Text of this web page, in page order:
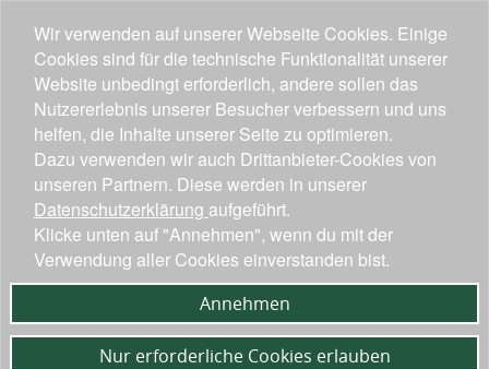
Wir verwenden auf unserer Webseite Cookies. Einige
Cookies sind für die technische Funktionalität unserer
Website unbedingt erforderlich, andere sollen das
Nutzererlebnis unserer Besucher verbessern und uns
helfen, die Inhalte unserer Seite zu optimieren.
Dazu verwenden wir auch Drittanbieter-Cookies von
unseren Partnern. Diese werden in unserer
Datenschutzerklärung aufgeführt.
Klicke unten auf "Annehmen", wenn du mit der
Verwendung aller Cookies einverstanden bist.
Annehmen
Nur erforderliche Cookies erlauben